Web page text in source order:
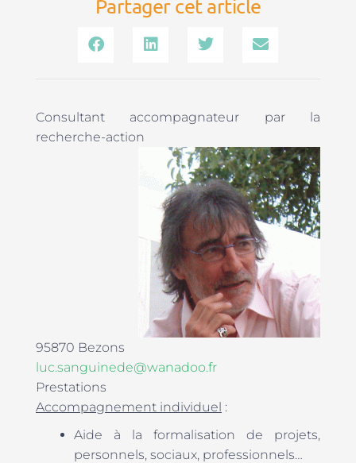
Partager cet article
Consultant accompagnateur par la
recherche-action
95870 Bezons
luc.sanguinede@wanadoo.fr
Prestations
Accompagnement individuel :
Aide à la formalisation de projets,
personnels, sociaux, professionnels…